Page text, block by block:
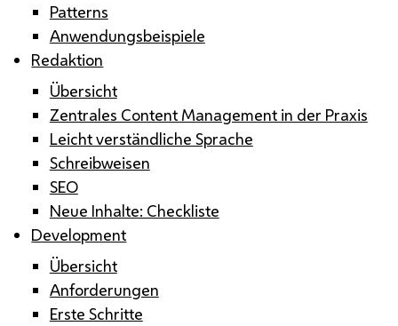
Patterns
Anwendungsbeispiele
Redaktion
Übersicht
Zentrales Content Management in der Praxis
Leicht verständliche Sprache
Schreibweisen
SEO
Neue Inhalte: Checkliste
Development
Übersicht
Anforderungen
Erste Schritte